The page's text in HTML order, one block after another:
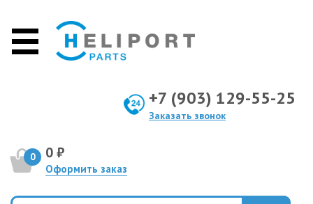
+7 (903) 129-55-25
Заказать звонок
0 0 ₽
Оформить заказ